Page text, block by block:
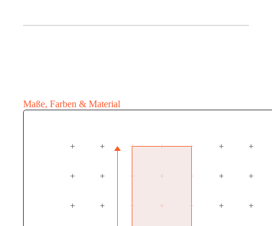
Maße, Farben & Material